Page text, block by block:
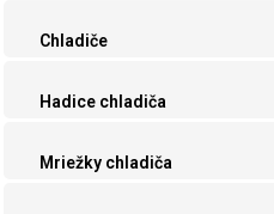
Chladiče
Hadice chladiča
Mriežky chladiča